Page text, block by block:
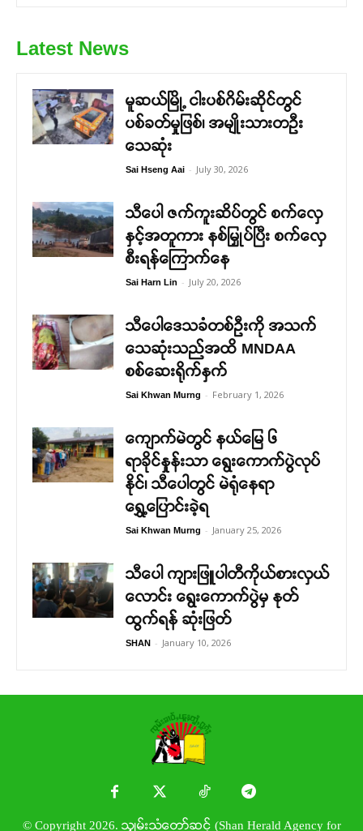
Latest News
မူဆယ်မြို့ ငါးပစ်ဂိမ်းဆိုင်တွင်
ပစ်ခတ်မှုဖြစ်၊ အမျိုးသားတဦး
သေဆုံး
Sai Hseng Aai - July 30, 2026
သီပေါ ဇက်ကူးဆိပ်တွင် စက်လှေ
နှင့်အတူကား နစ်မြှုပ်ပြီး စက်လှေ
စီးရန်ကြောက်နေ
Sai Harn Lin - July 20, 2026
သီပေါဒေသခံတစ်ဦးကို အသက်
သေဆုံးသည်အထိ MNDAA
စစ်ဆေးရိုက်နှက်
Sai Khwan Murng - February 1, 2026
ကျောက်မဲတွင် နယ်မြေ ၆
ရာခိုင်နှုန်းသာ ရွေးကောက်ပွဲလုပ်
နိုင်၊ သီပေါတွင် မဲရုံနေရာ
ရွှေ့ပြောင်းခဲ့ရ
Sai Khwan Murng - January 25, 2026
သီပေါ ကျားဖြူပါတီကိုယ်စားလှယ်
လောင်း ရွေးကောက်ပွဲမှ နုတ်
ထွက်ရန် ဆုံးဖြတ်
SHAN - January 10, 2026
© Copyright 2026. သျှမ်းသံတော်ဆင့် (Shan Herald Agency for